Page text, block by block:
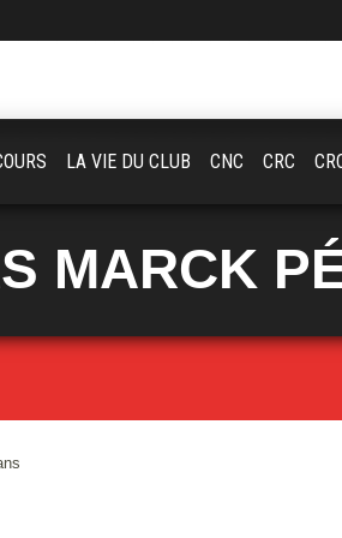
MARCK
LA VIE DU CLUB CNC CRC